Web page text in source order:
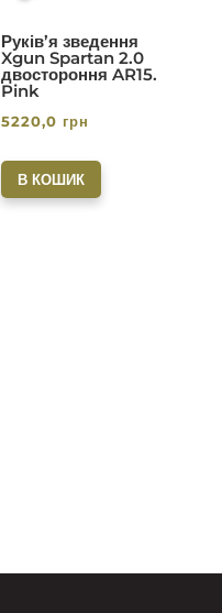
Руків’я зведення
Xgun Spartan 2.0
двостороння AR15.
Pink
5220,0 грн
В КОШИК